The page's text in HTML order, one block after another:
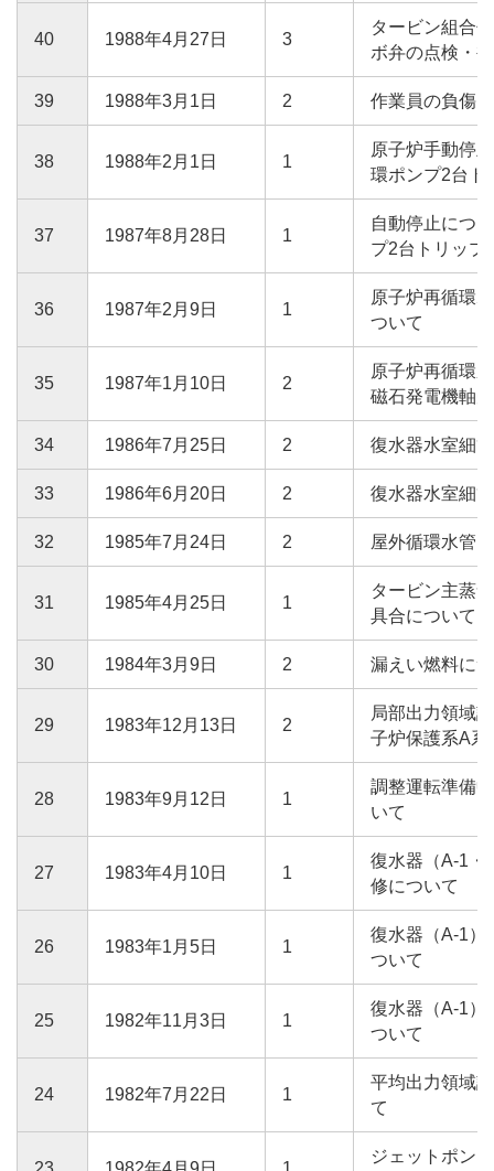
40 1988年4月27日 3
タービン組合
ボ弁の点検・
39 1988年3月1日 2 作業員の負傷
38 1988年2月1日 1
原子炉手動停
環ポンプ2台ト
37 1987年8月28日 1
自動停止につ
プ2台トリップ
36 1987年2月9日 1
原子炉再循環
ついて
35 1987年1月10日 2
原子炉再循環
磁石発電機軸
34 1986年7月25日 2 復水器水室細
33 1986年6月20日 2 復水器水室細
32 1985年7月24日 2 屋外循環水管
31 1985年4月25日 1
タービン主蒸
具合について
30 1984年3月9日 2 漏えい燃料に
29 1983年12月13日 2
局部出力領域
子炉保護系A系
28 1983年9月12日 1
調整運転準備
いて
27 1983年4月10日 1
復水器（A-1・
修について
26 1983年1月5日 1
復水器（A-1）
ついて
25 1982年11月3日 1
復水器（A-1）
ついて
24 1982年7月22日 1
平均出力領域
て
ジェットポン